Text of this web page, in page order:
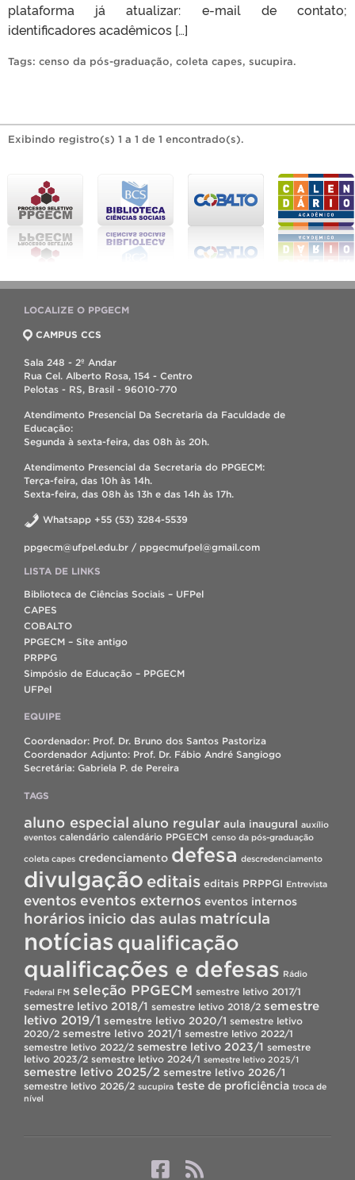
plataforma já atualizar: e-mail de contato;
identificadores acadêmicos […]
Tags: censo da pós-graduação, coleta capes, sucupira.
Exibindo registro(s) 1 a 1 de 1 encontrado(s).
LOCALIZE O PPGECM
CAMPUS CCS
Sala 248 - 2º Andar
Rua Cel. Alberto Rosa, 154 - Centro
Pelotas - RS, Brasil - 96010-770
Atendimento Presencial Da Secretaria da Faculdade de
Educação:
Segunda à sexta-feira, das 08h às 20h.
Atendimento Presencial da Secretaria do PPGECM:
Terça-feira, das 10h às 14h.
Sexta-feira, das 08h às 13h e das 14h às 17h.
Whatsapp +55 (53) 3284-5539
ppgecm@ufpel.edu.br / ppgecmufpel@gmail.com
LISTA DE LINKS
Biblioteca de Ciências Sociais – UFPel
CAPES
COBALTO
PPGECM – Site antigo
PRPPG
Simpósio de Educação – PPGECM
UFPel
EQUIPE
Coordenador: Prof. Dr. Bruno dos Santos Pastoriza
Coordenador Adjunto: Prof. Dr. Fábio André Sangiogo
Secretária: Gabriela P. de Pereira
TAGS
aluno especial aluno regular aula inaugural auxílio
eventos calendário calendário PPGECM censo da pós-graduação
coleta capes credenciamento defesa descredenciamento
divulgação editais editais PRPPGI Entrevista
eventos eventos externos eventos internos
horários inicio das aulas matrícula
notícias qualificação
qualificações e defesas Rádio
Federal FM seleção PPGECM semestre letivo 2017/1
semestre letivo 2018/1 semestre letivo 2018/2 semestre
letivo 2019/1 semestre letivo 2020/1 semestre letivo
2020/2 semestre letivo 2021/1 semestre letivo 2022/1
semestre letivo 2022/2 semestre letivo 2023/1 semestre
letivo 2023/2 semestre letivo 2024/1 semestre letivo 2025/1
semestre letivo 2025/2 semestre letivo 2026/1
semestre letivo 2026/2 sucupira teste de proficiência troca de
nível